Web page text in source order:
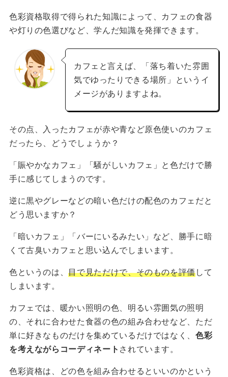
色彩資格取得で得られた知識によって、カフェの食器
や灯りの色選びなど、学んだ知識を発揮できます。
カフェと言えば、「落ち着いた雰囲
気でゆったりできる場所」というイ
メージがありますよね。
その点、入ったカフェが赤や青など原色使いのカフェ
だったら、どうでしょうか？
「賑やかなカフェ」「騒がしいカフェ」と色だけで勝
手に感じてしまうのです。
逆に黒やグレーなどの暗い色だけの配色のカフェだと
どう思いますか？
「暗いカフェ」「バーにいるみたい」など、勝手に暗
くて古臭いカフェと思い込んでしまいます。
色というのは、目で見ただけで、そのものを評価して
しまいます。
カフェでは、暖かい照明の色、明るい雰囲気の照明
の、それに合わせた食器の色の組み合わせなど、ただ
単に好きなものだけを集めているだけではなく、 色彩
を考えながらコーディネート されています。
色彩資格は、どの色を組み合わせるといいのかという